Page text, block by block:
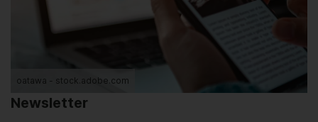
oatawa - stock.adobe.com
Newsletter